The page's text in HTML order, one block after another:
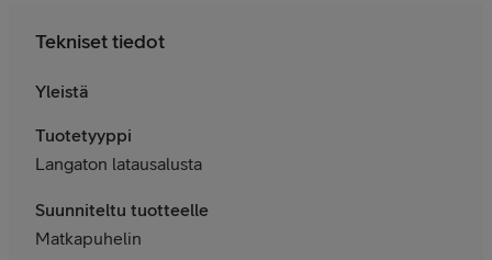
Tekniset tiedot
Yleistä
Tuotetyyppi
Langaton latausalusta
Suunniteltu tuotteelle
Matkapuhelin